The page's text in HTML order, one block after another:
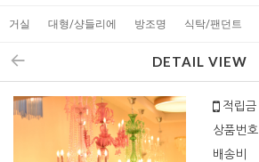
거실 대형/샹들리에 방조명 식탁/팬던트
DETAIL VIEW
적립금
상품번호
배송비